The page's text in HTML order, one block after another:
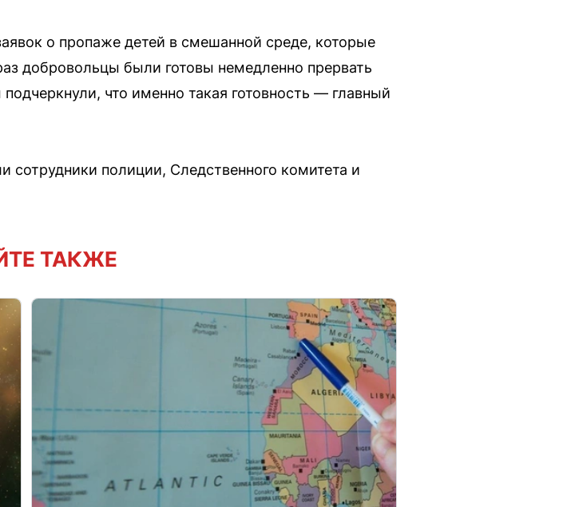
о пропаже детей в смешанной среде, которые
добровольцы были готовы немедленно прервать
что именно такая готовность — главный
сотрудники полиции, Следственного комитета и
ТАКЖЕ